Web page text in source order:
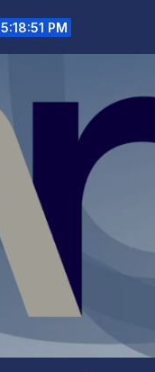
5:18:53 PM